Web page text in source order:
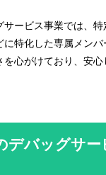
サービス事業では、
特化した専属メンバ
心がけており、安
デバッグサ